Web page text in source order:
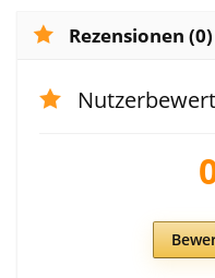
Rezensionen (0)